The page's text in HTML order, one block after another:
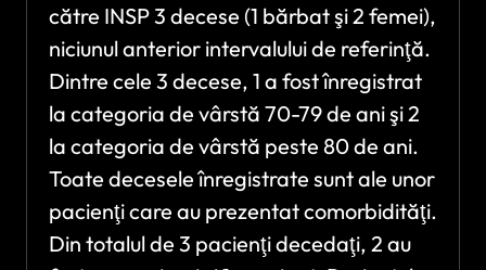
către INSP 3 decese (1 bărbat şi 2 femei),
niciunul anterior intervalului de referinţă.
Dintre cele 3 decese, 1 a fost înregistrat
la categoria de vârstă 70-79 de ani şi 2
la categoria de vârstă peste 80 de ani.
Toate decesele înregistrate sunt ale unor
pacienţi care au prezentat comorbidităţi.
Din totalul de 3 pacienţi decedaţi, 2 au